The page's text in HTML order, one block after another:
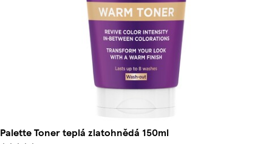
Palette Toner teplá zlatohnědá 150ml